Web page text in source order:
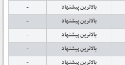
بالاترین پیشنهاد -
بالاترین پیشنهاد -
بالاترین پیشنهاد -
بالاترین پیشنهاد -
بالاترین پیشنهاد -